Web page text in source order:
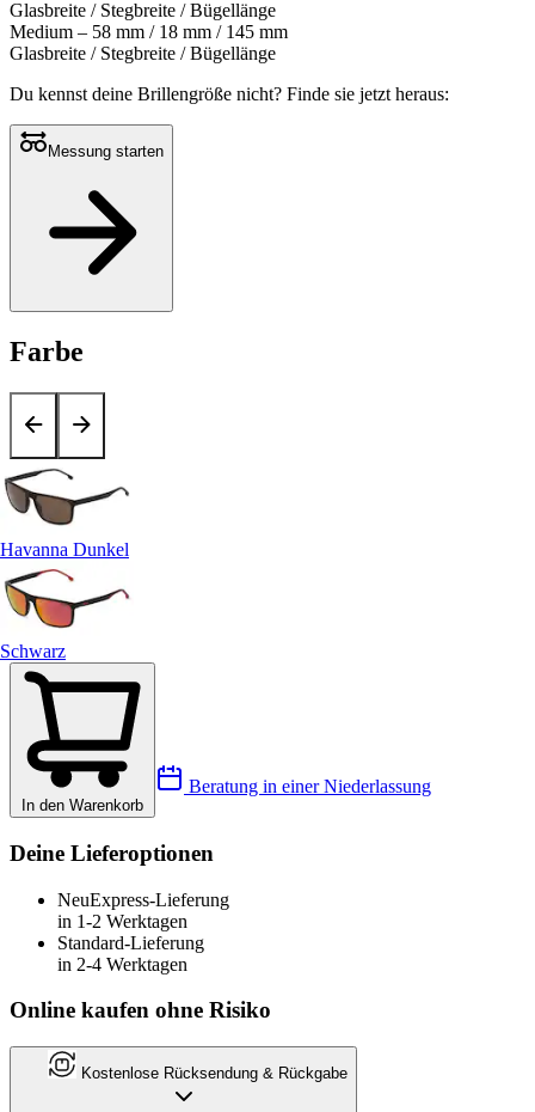
Glasbreite / Stegbreite / Bügellänge
Medium – 58 mm / 18 mm / 145 mm
Glasbreite / Stegbreite / Bügellänge
Du kennst deine Brillengröße nicht? Finde sie jetzt heraus:
Messung starten
Farbe
Havanna Dunkel
Schwarz
In den Warenkorb
Beratung in einer Niederlassung
Deine Lieferoptionen
NeuExpress-Lieferung
in 1-2 Werktagen
Standard-Lieferung
in 2-4 Werktagen
Online kaufen ohne Risiko
Kostenlose Rücksendung & Rückgabe